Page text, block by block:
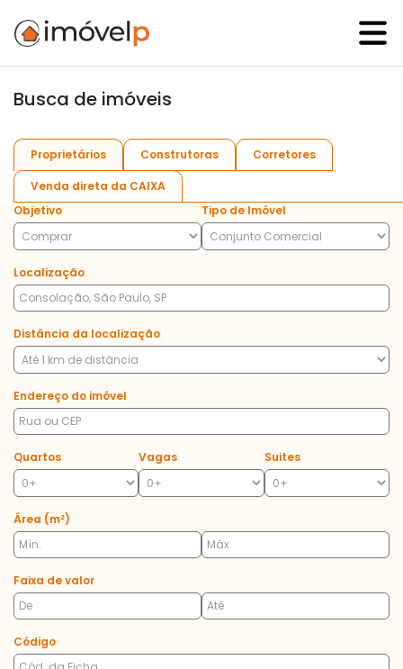
Busca de imóveis
Proprietários Construtoras Corretores
Venda direta da CAIXA
Objetivo
Tipo de Imóvel
Localização
Distância da localização
Endereço do imóvel
Quartos Vagas Suites
Área (m²)
Faixa de valor
Código